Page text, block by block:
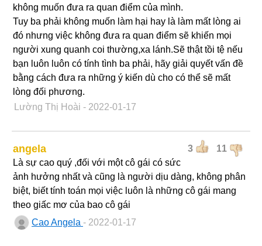
không muốn đưa ra quan điểm của mình.
Tuy ba phải không muốn làm hại hay là làm mất lòng ai
đó nhưng việc không đưa ra quan điểm sẽ khiến mọi
người xung quanh coi thường,xa lánh.Sẽ thật tồi tệ nếu
bạn luôn luôn có tính tình ba phải, hãy giải quyết vấn đề
bằng cách đưa ra những ý kiến dù cho có thể sẽ mất
lòng đối phương.
Lường Thị Hoài - 2022-01-17
3 11
angela
Là sự cao quý ,đối với một cô gái có sức
ảnh hưởng nhất và cũng là người dịu dàng, không phân
biệt, biết tính toán mọi việc luôn là những cô gái mang
theo giấc mơ của bao cô gái
Cao Angela - 2022-01-17